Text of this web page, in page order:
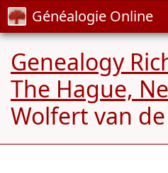
Généalogie Online
Genealogy
The Hague,
Wolfert van